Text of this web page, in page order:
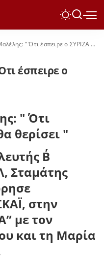
” Ότι έσπειρε ο ΣΥΡΙΖΑ θα θερίσει “
έσπειρε ο
Β΄
Σταμάτης
στην
με τον
και τη Μαρία